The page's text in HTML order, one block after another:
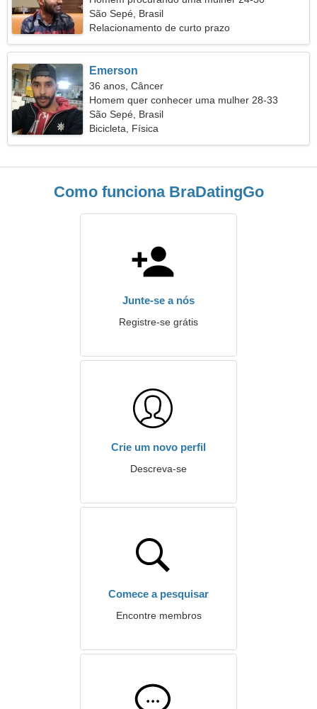
São Sepé, Brasil
Relacionamento de curto prazo
Emerson
36 anos, Câncer
Homem quer conhecer uma mulher 28-33
São Sepé, Brasil
Bicicleta, Física
Como funciona BraDatingGo
Junte-se a nós
Registre-se grátis
Crie um novo perfil
Descreva-se
Comece a pesquisar
Encontre membros